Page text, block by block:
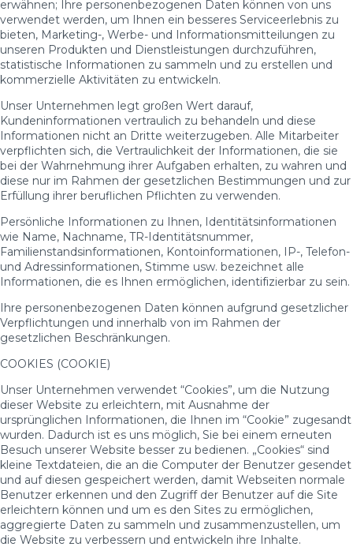
erwähnen; Ihre personenbezogenen Daten können von uns
verwendet werden, um Ihnen ein besseres Serviceerlebnis zu
bieten, Marketing-, Werbe- und Informationsmitteilungen zu
unseren Produkten und Dienstleistungen durchzuführen,
statistische Informationen zu sammeln und zu erstellen und
kommerzielle Aktivitäten zu entwickeln.
Unser Unternehmen legt großen Wert darauf,
Kundeninformationen vertraulich zu behandeln und diese
Informationen nicht an Dritte weiterzugeben. Alle Mitarbeiter
verpflichten sich, die Vertraulichkeit der Informationen, die sie
bei der Wahrnehmung ihrer Aufgaben erhalten, zu wahren und
diese nur im Rahmen der gesetzlichen Bestimmungen und zur
Erfüllung ihrer beruflichen Pflichten zu verwenden.
Persönliche Informationen zu Ihnen, Identitätsinformationen
wie Name, Nachname, TR-Identitätsnummer,
Familienstandsinformationen, Kontoinformationen, IP-, Telefon-
und Adressinformationen, Stimme usw. bezeichnet alle
Informationen, die es Ihnen ermöglichen, identifizierbar zu sein.
Ihre personenbezogenen Daten können aufgrund gesetzlicher
Verpflichtungen und innerhalb von im Rahmen der
gesetzlichen Beschränkungen.
COOKIES (COOKIE)
Unser Unternehmen verwendet “Cookies”, um die Nutzung
dieser Website zu erleichtern, mit Ausnahme der
ursprünglichen Informationen, die Ihnen im “Cookie” zugesandt
wurden. Dadurch ist es uns möglich, Sie bei einem erneuten
Besuch unserer Website besser zu bedienen. „Cookies“ sind
kleine Textdateien, die an die Computer der Benutzer gesendet
und auf diesen gespeichert werden, damit Webseiten normale
Benutzer erkennen und den Zugriff der Benutzer auf die Site
erleichtern können und um es den Sites zu ermöglichen,
aggregierte Daten zu sammeln und zusammenzustellen, um
die Website zu verbessern und entwickeln ihre Inhalte.